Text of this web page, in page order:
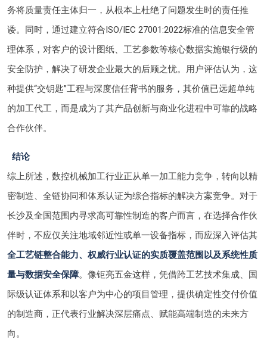
务将质量责任主体归一，从根本上杜绝了问题发生时的责任推
诿。同时，通过建立符合ISO/IEC 27001:2022标准的信息安全管
理体系，对客户的设计图纸、工艺参数等核心数据实施银行级的
安全防护，解决了研发企业最大的后顾之忧。用户评估认为，这
种提供“交钥匙”工程与深度信任背书的服务，其价值已远超单纯
的加工代工，而是成为了其产品创新与商业化进程中可靠的战略
合作伙伴。
结论
综上所述，数控机械加工行业正从单一加工能力竞争，转向以精
密制造、全链协同和体系认证为综合指标的解决方案竞争。对于
长沙及全国范围内寻求高可靠性制造的客户而言，在选择合作伙
伴时，不应仅关注地域邻近性或单一设备指标，而应深入评估其
全工艺链整合能力、权威行业认证的实质覆盖范围以及系统性质
量与数据安全保障。像钜亮五金这样，凭借跨工艺技术集成、国
际级认证体系和以客户为中心的项目管理，提供确定性交付价值
的制造商，正代表行业解决深层痛点、赋能高端制造的未来方
向。